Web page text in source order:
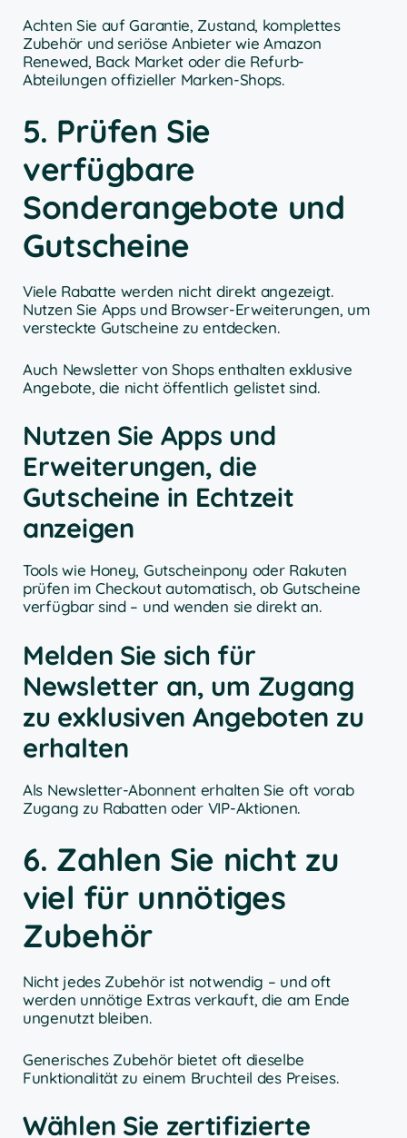
Achten Sie auf Garantie, Zustand, komplettes
Zubehör und seriöse Anbieter wie Amazon
Renewed, Back Market oder die Refurb-
Abteilungen offizieller Marken-Shops.
5. Prüfen Sie
verfügbare
Sonderangebote und
Gutscheine
Viele Rabatte werden nicht direkt angezeigt.
Nutzen Sie Apps und Browser-Erweiterungen, um
versteckte Gutscheine zu entdecken.
Auch Newsletter von Shops enthalten exklusive
Angebote, die nicht öffentlich gelistet sind.
Nutzen Sie Apps und
Erweiterungen, die
Gutscheine in Echtzeit
anzeigen
Tools wie Honey, Gutscheinpony oder Rakuten
prüfen im Checkout automatisch, ob Gutscheine
verfügbar sind – und wenden sie direkt an.
Melden Sie sich für
Newsletter an, um Zugang
zu exklusiven Angeboten zu
erhalten
Als Newsletter-Abonnent erhalten Sie oft vorab
Zugang zu Rabatten oder VIP-Aktionen.
6. Zahlen Sie nicht zu
viel für unnötiges
Zubehör
Nicht jedes Zubehör ist notwendig – und oft
werden unnötige Extras verkauft, die am Ende
ungenutzt bleiben.
Generisches Zubehör bietet oft dieselbe
Funktionalität zu einem Bruchteil des Preises.
Wählen Sie zertifizierte